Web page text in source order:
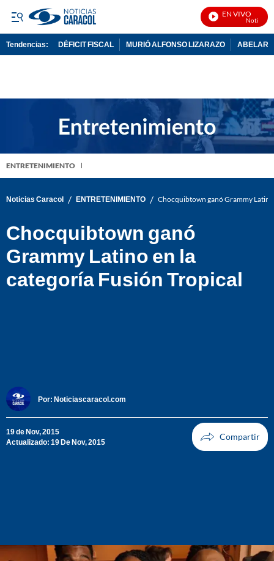
EN VIVO
Noticias
Tendencias: DÉFICIT FISCAL MURIÓ ALFONSO LIZARAZO
ENTRETENIMIENTO
Noticias Caracol / ENTRETENIMIENTO / Chocquibtown ganó Grammy
Chocquibtown ganó
Grammy Latino en la
categoría Fusión Tropical
Por: Noticiascaracol.com
19 de Nov, 2015
Actualizado: 19 De Nov, 2015